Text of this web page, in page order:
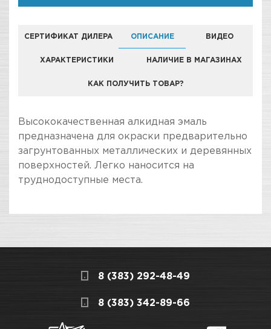
СЕРТИФИКАТ ДИЛЕРА ОПИСАНИЕ ВИДЕО
ХАРАКТЕРИСТИКИ НАЛИЧИЕ В МАГАЗИНАХ
КАК ПОЛУЧИТЬ ТОВАР?
КОМПАНИЯ "ЗВЕЗДА УДАЧИ" ЯВЛЯЕТСЯ
ОФИЦИАЛЬНЫМ ДИЛЕРОМ БРЕНДА KUDO
Высококачественная алкидная эмаль
предназначена для окраски предварительно
загрунтованных металлических и деревянных
поверхностей. Легко наносится на
труднодоступные места.
Для декоративной окраски
деревянных, пластиковых,
СКЛАДСКОЙ КОМПЛЕКС
получение товара максимально комфортными,
поэтому подготовили для Вас самую
8 (383) 292-48-49
8 (383) 342-89-66